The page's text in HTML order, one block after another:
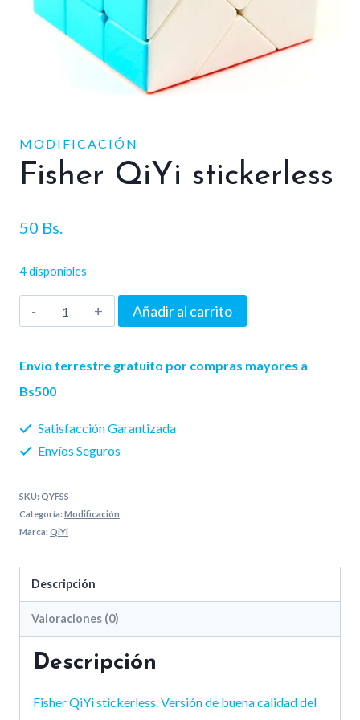
MODIFICACIÓN
Fisher QiYi stickerless
50 Bs.
4 disponibles
Fisher
stickerless
cantidad
Añadir al carrito
Envío terrestre gratuito por compras mayores a
Bs500
Satisfacción Garantizada
Envíos Seguros
SKU:QYFSS
Categoría:Modificación
Marca:QiYi
Descripción
Valoraciones (0)
Descripción
Fisher QiYi stickerless. Versión de buena calidad del